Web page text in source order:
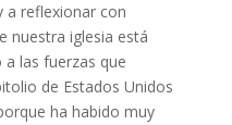
a reflexionar con
nuestra iglesia está
las fuerzas que
de Estados Unidos
ha habido muy